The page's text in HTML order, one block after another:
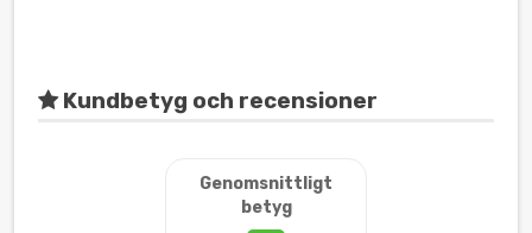
Kundbetyg och recensioner
Genomsnittligt
betyg